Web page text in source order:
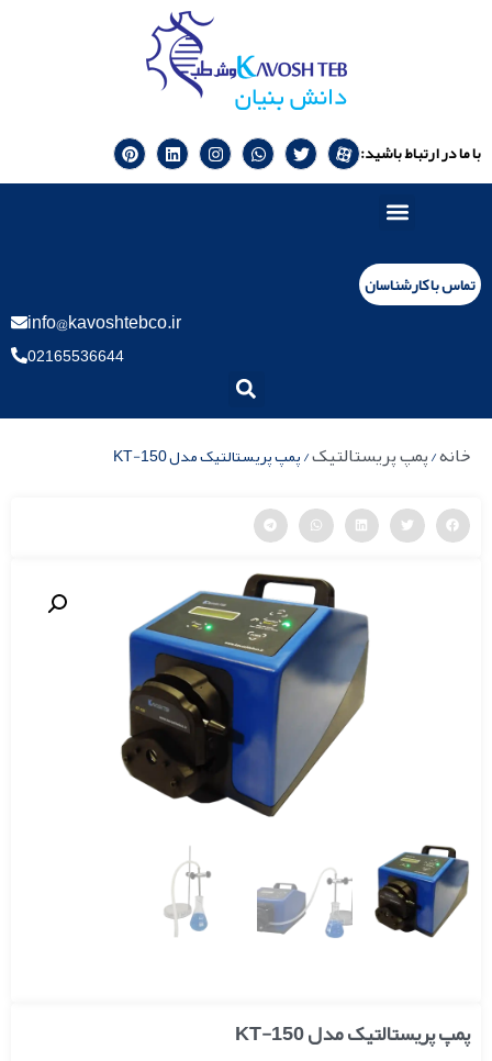
با ما در ارتباط باشید:
تماس با کارشناسان
info@kavoshtebco.ir
02165536644
خانه/پمپ پریستالتیک/ پمپ پریستالتیک مدل KT-150
پمپ پریستالتیک مدل KT-150